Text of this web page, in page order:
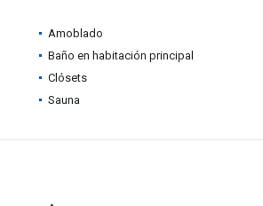
Amoblado
Baño en habitación principal
Clósets
Sauna